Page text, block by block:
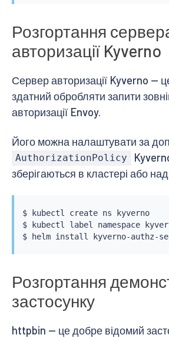
Розгортання
авторизації Kyverno
Сервер авторизації Kyverno —
здатний обробляти запити
авторизації Envoy.
Його можна налаштувати за
AuthorizationPolicy
зберігаються в кластері або
$ kubectl
create ns kyverno
$
kubectl label namespace
$
helm install
Розгортання
застосунку
httpbin — це добре відомий